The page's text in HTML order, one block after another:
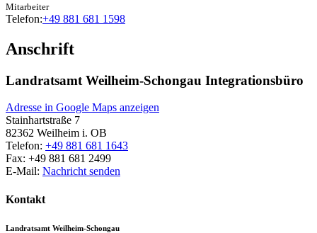
Mitarbeiter
Telefon:+49 881 681 1598
Anschrift
Landratsamt Weilheim-Schongau Integrationsbüro
Adresse in Google Maps anzeigen
Stainhartstraße 7
82362 Weilheim i. OB
Telefon: +49 881 681 1643
Fax: +49 881 681 2499
E-Mail: Nachricht senden
Kontakt
Landratsamt Weilheim-Schongau